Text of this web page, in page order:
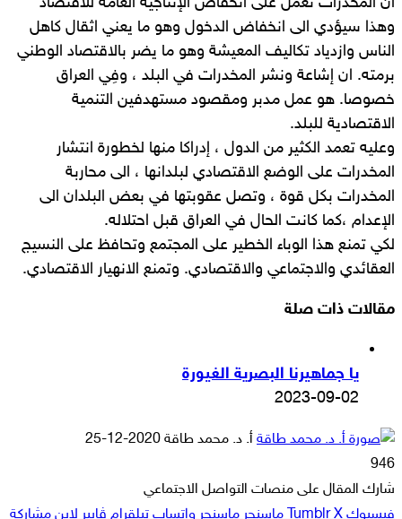
وهذا سيؤدي الى انخفاض الدخول وهو ما يعني اثقال كاهل
الناس وازدياد تكاليف المعيشة وهو ما يضر بالاقتصاد الوطني
برمته. ان إشاعة ونشر المخدرات في البلد ، وفِي العراق
خصوصا. هو عمل مدبر ومقصود مستهدفين التنمية
الاقتصادية للبلد.
وعليه تعمد الكثير من الدول ، إدراكا منها لخطورة انتشار
المخدرات على الوضع الاقتصادي لبلدانها ، الى محاربة
المخدرات بكل قوة ، وتصل عقوبتها في بعض البلدان الى
الإعدام ،كما كانت الحال في العراق قبل احتلاله.
لكي تمنع هذا الوباء الخطير على المجتمع وتحافظ على النسيج
العقائدي والاجتماعي والاقتصادي. وتمنع الانهيار الاقتصادي.
مقالات ذات صلة
يا جماهيرنا البصرية الغيورة
2023-09-02
أ. د. محمد طاقة أرسل
إلكترونيا
2020-12-25
946
شارك المقال على منصات التواصل الاجتماعي
فيسبوك ‫X ماسنجر ماسنجر واتساب تيلقرام ڤايبر لاين مشاركة